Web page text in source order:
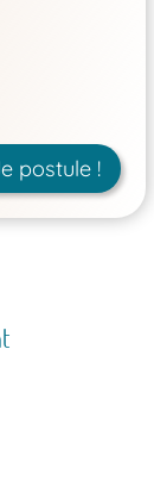
postule !